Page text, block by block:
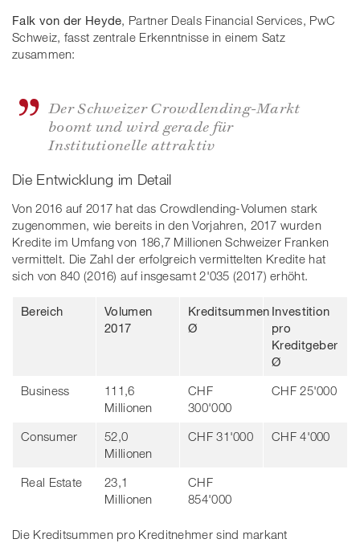
Falk von der Heyde, Partner Deals Financial Services, PwC
Schweiz, fasst zentrale Erkenntnisse in einem Satz
zusammen:
Der Schweizer Crowdlending-Markt
boomt und wird gerade für
Institutionelle attraktiv
Die Entwicklung im Detail
Von 2016 auf 2017 hat das Crowdlending-Volumen stark
zugenommen, wie bereits in den Vorjahren, 2017 wurden
Kredite im Umfang von 186,7 Millionen Schweizer Franken
vermittelt. Die Zahl der erfolgreich vermittelten Kredite hat
sich von 840 (2016) auf insgesamt 2'035 (2017) erhöht.
Bereich
Volumen
2017
Kreditsummen
Ø
Investition
pro
Kreditgeber
Ø
Business
111,6
Millionen
CHF
300'000
CHF 25'000
Consumer
52,0
Millionen
CHF 31'000 CHF 4'000
Real Estate
23,1
Millionen
CHF
854'000
Die Kreditsummen pro Kreditnehmer sind markant